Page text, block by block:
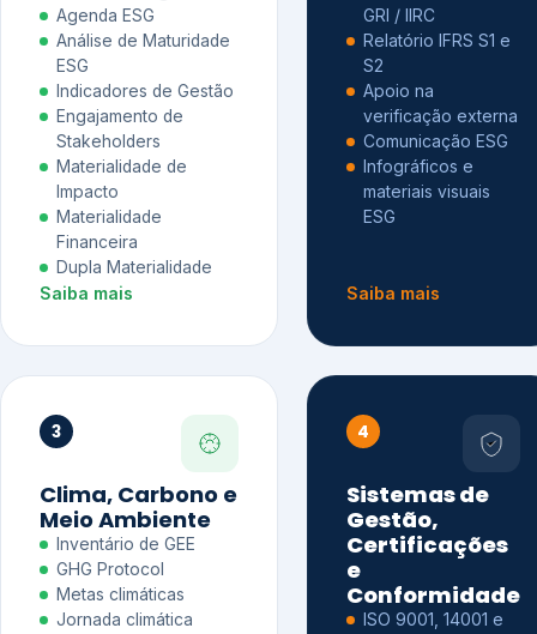
Agenda ESG
Análise de Maturidade
ESG
Indicadores de Gestão
Engajamento de
Stakeholders
Materialidade de
Impacto
Materialidade
Financeira
Dupla Materialidade
Saiba mais
GRI / IIRC
Relatório IFRS S1 e
S2
Apoio na
verificação externa
Comunicação ESG
Infográficos e
materiais visuais
ESG
Saiba mais
3
Clima, Carbono e
Meio Ambiente
Inventário de GEE
GHG Protocol
Metas climáticas
Jornada climática
4
Sistemas de
Gestão,
Certificações
e
Conformidade
ISO 9001, 14001 e